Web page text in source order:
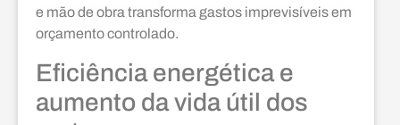
e mão de obra transforma gastos imprevisíveis em
orçamento controlado.
Eficiência energética e
aumento da vida útil dos